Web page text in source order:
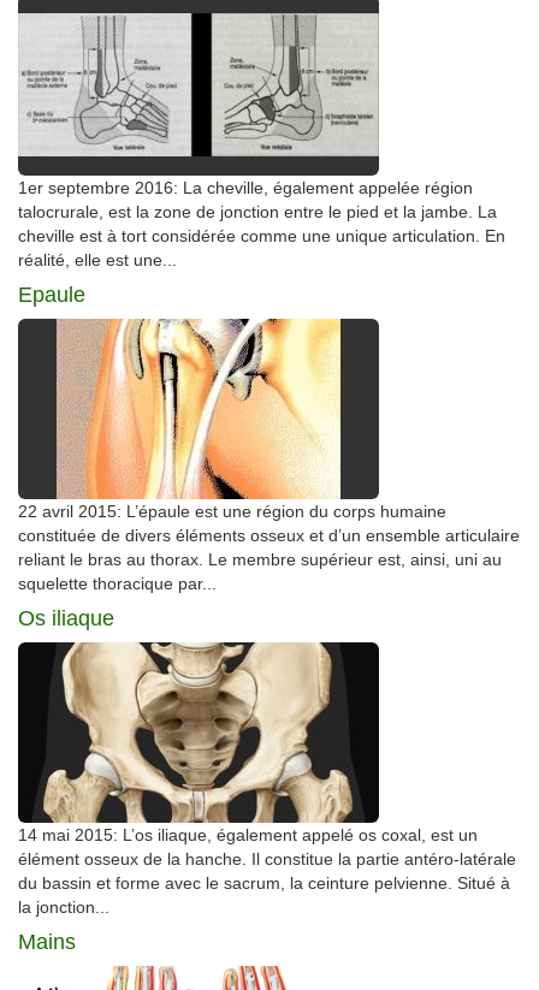
1er septembre 2016: La cheville, également appelée région
talocrurale, est la zone de jonction entre le pied et la jambe. La
cheville est à tort considérée comme une unique articulation. En
réalité, elle est une...
Epaule
22 avril 2015: L’épaule est une région du corps humaine
constituée de divers éléments osseux et d’un ensemble articulaire
reliant le bras au thorax. Le membre supérieur est, ainsi, uni au
squelette thoracique par...
Os iliaque
14 mai 2015: L’os iliaque, également appelé os coxal, est un
élément osseux de la hanche. Il constitue la partie antéro-latérale
du bassin et forme avec le sacrum, la ceinture pelvienne. Situé à
la jonction...
Mains